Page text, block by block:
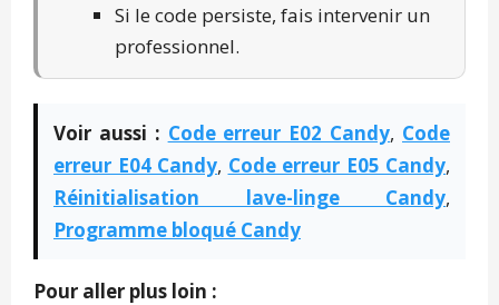
Si le code persiste, fais intervenir un
professionnel.
Voir aussi : Code erreur E02 Candy, Code
erreur E04 Candy, Code erreur E05 Candy,
Réinitialisation lave-linge Candy,
Programme bloqué Candy
Pour aller plus loin :